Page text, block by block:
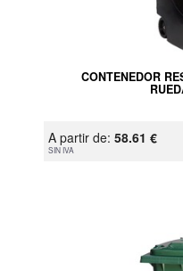
CONTENEDOR
A partir de: 58.61 €
SIN IVA